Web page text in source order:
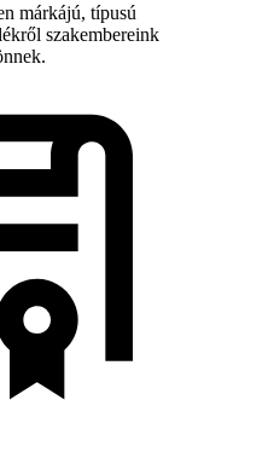
márkájú, típusú
szakembereink